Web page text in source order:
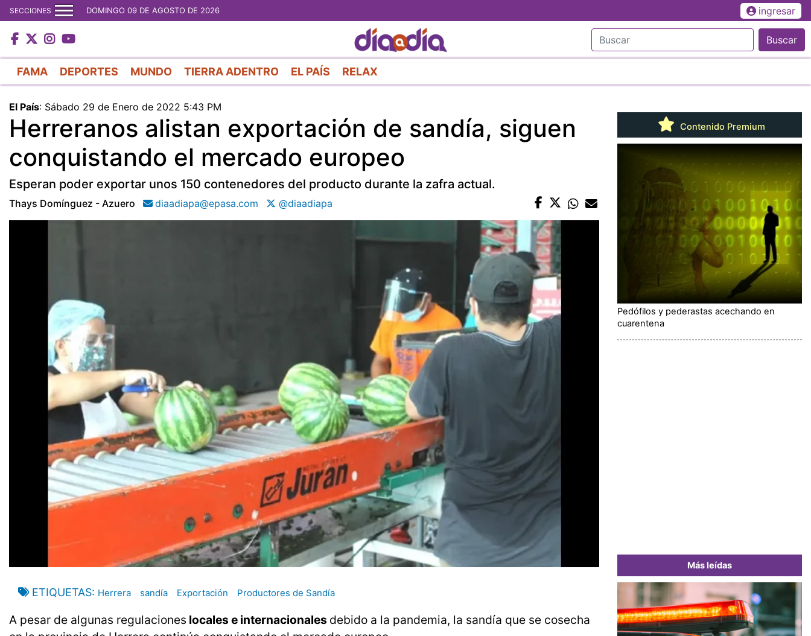
al
contenido
principal
SECCIONES DOMINGO 09 DE AGOSTO DE 2026 ingresar
Buscar
FAMA DEPORTES MUNDO TIERRA ADENTRO EL PAÍS RELAX
El País: Sábado 29 de Enero de 2022 5:43 PM
Herreranos alistan exportación de sandía, siguen
conquistando el mercado europeo
Esperan poder exportar unos 150 contenedores del producto durante la zafra actual.
Thays Domínguez - Azuero diaadiapa@epasa.com @diaadiapa
ETIQUETAS Herrera sandía Exportación Productores de Sandía
A pesar de algunas regulaciones locales e internacionales debido a la pandemia, la sandía que se cosecha
Contenido Premium
Pedófilos y pederastas acechando en
cuarentena
Más leídas